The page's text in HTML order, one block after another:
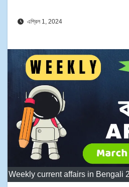
এপ্রিল 1, 2024
Weekly current affairs in Bengali